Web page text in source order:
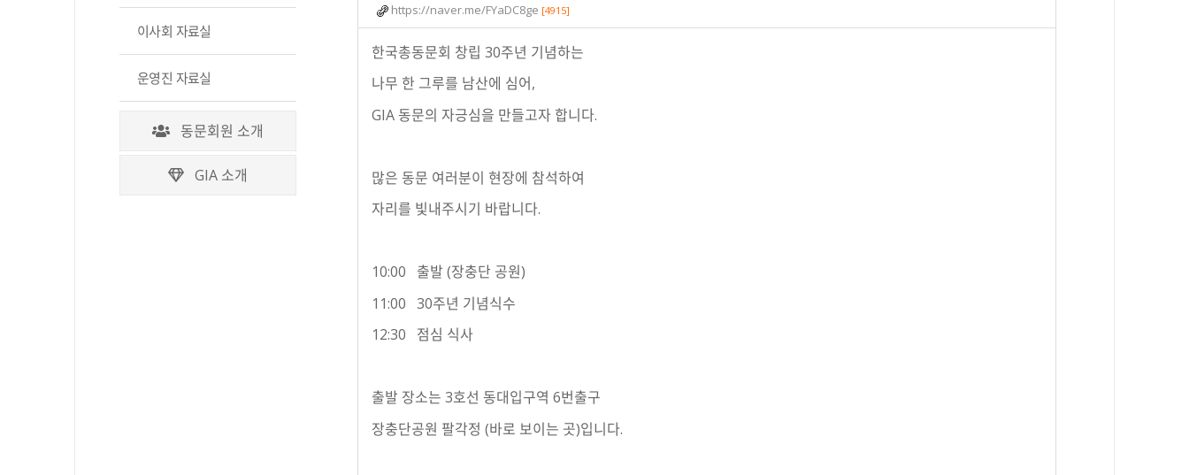
이사회 자료실
운영진 자료실
동문회원 소개
GIA 소개
https://naver.me/FYaDC8ge [4915]
한국총동문회 창립 30주년 기념하는
나무 한 그루를 남산에 심어,
GIA 동문의 자긍심을 만들고자 합니다.
많은 동문 여러분이 현장에 참석하여
자리를 빛내주시기 바랍니다.
10:00 출발 (장충단 공원)
11:00 30주년 기념식수
12:30 점심 식사
출발 장소는 3호선 동대입구역 6번출구
장충단공원 팔각정 (바로 보이는 곳)입니다.